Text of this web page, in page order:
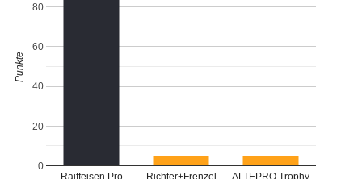
Raiffeisen Pro
Richter+Frenzel
ALTEPRO Trophy
0
20
40
60
80
Punkte